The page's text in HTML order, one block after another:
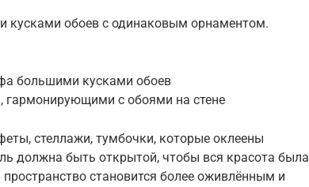
кусками обоев с одинаковым орнаментом.
большими кусками обоев
с обоями на стене
стеллажи, тумбочки, которые оклеены
должна быть открытой, чтобы вся красота была
становится более оживлённым и